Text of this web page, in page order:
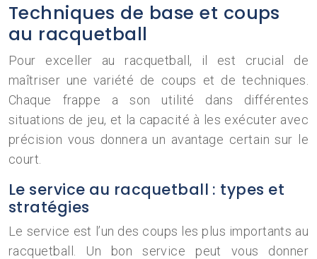
Techniques de base et coups
au racquetball
Pour exceller au racquetball, il est crucial de
maîtriser une variété de coups et de techniques.
Chaque frappe a son utilité dans différentes
situations de jeu, et la capacité à les exécuter avec
précision vous donnera un avantage certain sur le
court.
Le service au racquetball : types et
stratégies
Le service est l’un des coups les plus importants au
racquetball. Un bon service peut vous donner